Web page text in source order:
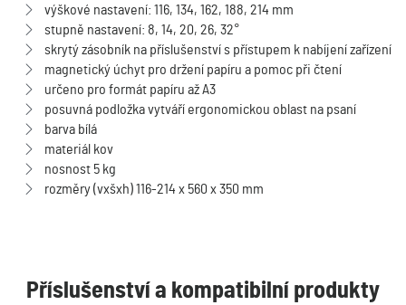
výškové nastavení: 116, 134, 162, 188, 214 mm
stupně nastavení: 8, 14, 20, 26, 32°
skrytý zásobník na příslušenství s přístupem k nabíjení zařízení
magnetický úchyt pro držení papíru a pomoc při čtení
určeno pro formát papíru až A3
posuvná podložka vytváří ergonomickou oblast na psaní
barva bílá
materiál kov
nosnost 5 kg
rozměry (vxšxh) 116-214 x 560 x 350 mm
Příslušenství a kompatibilní produkty